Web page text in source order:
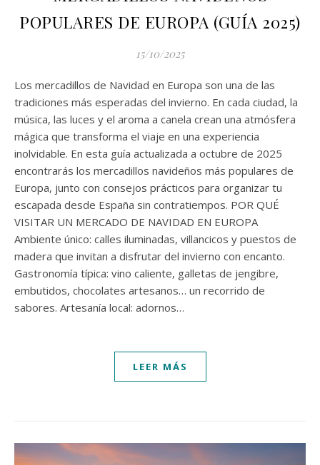
POPULARES DE EUROPA (GUÍA 2025)
15/10/2025
Los mercadillos de Navidad en Europa son una de las
tradiciones más esperadas del invierno. En cada ciudad, la
música, las luces y el aroma a canela crean una atmósfera
mágica que transforma el viaje en una experiencia
inolvidable. En esta guía actualizada a octubre de 2025
encontrarás los mercadillos navideños más populares de
Europa, junto con consejos prácticos para organizar tu
escapada desde España sin contratiempos. POR QUÉ
VISITAR UN MERCADO DE NAVIDAD EN EUROPA
Ambiente único: calles iluminadas, villancicos y puestos de
madera que invitan a disfrutar del invierno con encanto.
Gastronomía típica: vino caliente, galletas de jengibre,
embutidos, chocolates artesanos… un recorrido de
sabores. Artesanía local: adornos…
LEER MÁS